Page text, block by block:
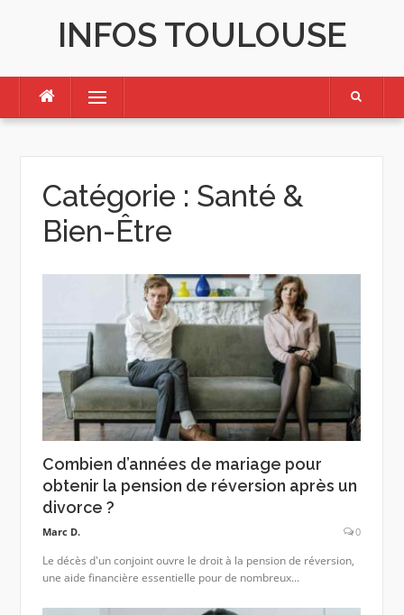
INFOS TOULOUSE
Menu
Catégorie : Santé &
Bien-Être
Combien d’années de mariage pour
obtenir la pension de réversion après un
divorce ?
Marc D. 0
Le décès d'un conjoint ouvre le droit à la pension de réversion,
une aide financière essentielle pour de nombreux...